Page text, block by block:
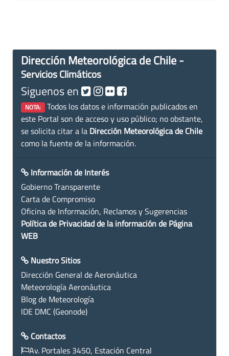
Dirección Meteorológica de Chile -
Servicios Climáticos
Siguenos en
NOTA: Todos los datos e información publicados en
este Portal son de acceso y uso público; no obstante,
se solicita citar a la Dirección Meteorológica de Chile
como la fuente de la información.
Información de Interés
Gobierno Transparente
Carta de Compromiso
Oficina de Información, Reclamos y Sugerencias
Política de Privacidad de la información de Página
WEB
Nuestro Sitios
Dirección General de Aeronáutica
Meteorología Aeronáutica
Blog de Meteorología
IDE DMC (Geonode)
Contactos
Av. Portales 3450, Estación Central